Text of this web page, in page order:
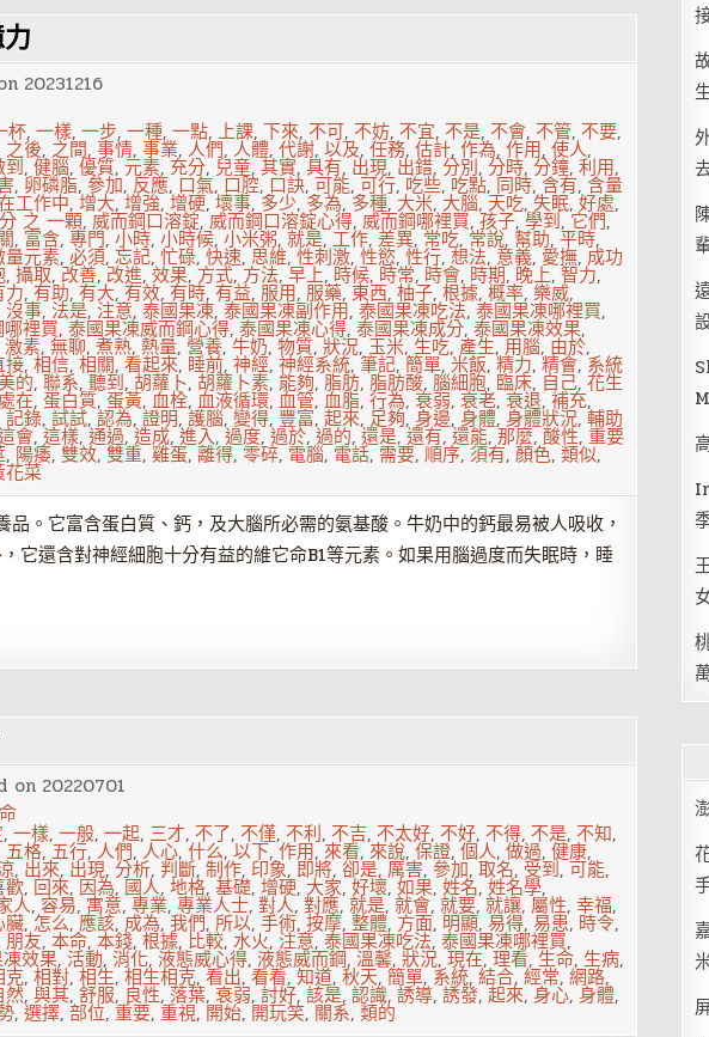
20231216
杯, 一樣, 一步, 一種, 一點, 上課, 下來, 不可, 不妨, 不宜, 不是, 不會, 不管, 不要,
之後, 之間, 事情, 事業, 人們, 人體, 代謝, 以及, 任務, 估計, 作為, 作用, 使人,
到,健腦, 優質,元素,充分,兒童,其實,具有,出現,出錯, 分別,分時,分鐘, 利用,
, 卵磷脂,參加, 反應, 口氣,口腔, 口訣,可能, 可行, 吃些,吃點,同時,含有,含量
工作中,增大,增強,增硬,壞事,多少,多為,多種,大米,大腦,天吃,失眠,好處,
之 一顆,威而鋼口溶錠,威而鋼口溶錠心得,威而鋼哪裡買,孩子,學到,它們,
, 富含,專門,小時, 小時候,小米粥,就是,工作,差異,常吃,常說, 幫助, 平時,
量元素, 必須, 忘記, 忙碌,快速,思維,性刺激,性慾,性行,想法,意義,愛撫, 成功
, 攝取,改善,改進,效果,方式,方法,早上,時候, 時常, 時會, 時期,晚上,智力,
力,有助,有大,有效,有時,有益,服用, 服藥,東西,柚子,根據,概率,樂威,
沒事,法是,注意,泰國果凍,泰國果凍副作用,泰國果凍吃法,泰國果凍哪裡買,
裡買,泰國果凍威而鋼心得,泰國果凍心得,泰國果凍成分,泰國果凍效果,
激素, 無聊, 煮熟,熱量,營養,牛奶,物質,狀況,玉米, 生吃,產生, 用腦,由於,
接,相信,相關,看起來, 睡前, 神經, 神經系統,筆記,簡單,米飯,精力,精會,系統
的,聯系,聽到,胡蘿卜, 胡蘿卜素, 能夠,脂肪,脂肪酸,腦細胞, 臨床, 自己, 花生
在, 蛋白質,蛋黃,血栓, 血液循環, 血管, 血脂, 行為,衰弱,衰老,衰退,補充,
記錄,試試,認為,證明, 護腦,變得, 豐富, 起來, 足夠, 身邊, 身體, 身體狀況, 輔助
會,這樣,通過,造成,進入,過度,過於,過的,還是,還有,還能,那麼,酸性, 重要
,陽痿,雙效,雙重,雞蛋,離得,零碎,電腦,電話,需要,順序,須有, 顏色,類似,
花菜
。它富含蛋白質、鈣，及大腦所必需的氨基酸。牛奶中的鈣最易被人吸收，
它還含對神經細胞十分有益的維它命B1等元素。如果用腦過度而失眠時，睡
on 20220701
, 一樣, 一般, 一起, 三才, 不了, 不僅, 不利, 不吉, 不太好, 不好, 不得, 不是, 不知,
五格,五行,人們,人心,什么,以下,作用,來看,來說,保證,個人, 做過,健康,
, 出來, 出現, 分析, 判斷,制作, 印象, 即將, 卻是, 厲害, 參加,取名,受到,可能,
歡, 回來, 因為,國人, 地格,基礎, 增硬, 大家,好壞,如果,姓名,姓名學,
人,容易,寓意,專業, 專業人士,對人,對應,就是,就會,就要,就讓,屬性, 幸福,
臟,怎么,應該,成為,我們, 所以,手術,按摩, 整體, 方面, 明顯, 易得,易患, 時令,
朋友,本命,本錢,根據,比較,水火, 注意,泰國果凍吃法, 泰國果凍哪裡買,
效果, 活動, 消化,液態威心得,液態威而鋼, 溫馨, 狀況,現在, 理看,生命, 生病,
克,相對,相生,相生相克,看出,看看,知道,秋天,簡單,系統, 結合, 經常,網路,
然, 與其, 舒服, 良性,落葉,衰弱,討好, 該是,認識,誘導,誘發,起來, 身心,身體,
,選擇,部位,重要, 重視,開始,開玩笑,關系, 類的